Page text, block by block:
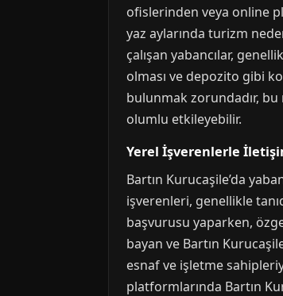
ofislerinden veya online
yaz aylarında turizm
çalışan yabancılar,
olması ve depozito gibi
bulunmak zorundadır, bu
olumlu etkileyebilir.
Yerel İşverenlerle
Bartın Kurucaşile’da
işverenleri, genellikle
başvurusu yaparken,
bayan ve Bartın
esnaf ve işletme
platformlarında Bartın